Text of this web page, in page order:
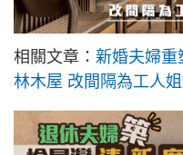
相關文章： 新婚夫婦重
林木屋 改間隔為工人